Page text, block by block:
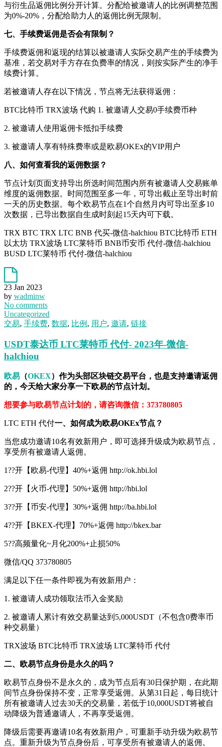
与衍生品返佣比例分开计算。分配给被邀请人的比例调整范围
为0%-20%，分配给助力人的返佣比例无限制。
七、手续费返佣是否会有限制？
手续费返佣和返现的结算以被邀请人实际交易产生的手续费为
基准，若交易对手方存在负费率的情况，则按实际产生的净手
续费计算。
若被邀请人存在以下情况，节点将无法获得返佣：
BTC比特币 TRX波场 代购 1. 被邀请人交易0手续费币种
2. 被邀请人使用返佣卡抵扣手续费
3. 被邀请人享有特殊费率或是欧易OKEx的VIP用户
八、如何查看我的返佣数据？
节点计划页面支持导出所选时间范围内所有被邀请人交易账单
维度的返佣数据。时间范围至多一年，可导出截止至导出时前
一天的历史数据。每个欧易节点在1个自然月内可导出至多10
次数据，已导出数据自生成时刻起15天内可下载。
TRX BTC TRX LTC BNB 代买-微信-halchiou BTC比特币 ETH
以太坊 TRX波场 LTC莱特币 BNB币安币 代付-微信-halchiou
BUSD LTC莱特币 代付-微信-halchiou
23 Jan 2023
by wadminw
No comments
Uncategorized
交易, 手续费, 数据, 比例 , 用户, 邀请, 链接
USDT泰达币 LTC莱特币 代付- 2023年-微信-
halchiou
欧易 （OKEX）作为头部区块链交易平台，也是支持邀请返佣
的，今天给大家分享一下欧易的节点计划。
想要参与欧易节点计划的，请咨询微信：373780805
LTC ETH 代付一、如何成为欧易OKEx节点？
当您成功邀请10名有效新用户，即可选择升级成为欧易节点，
享受所有被邀请人返佣。
1??开【欧易-代理】40%+返佣 http://ok.hbi.lol
2??开【火币-代理】50%+返佣 http://hbi.lol
3??开【币安-代理】30%+返佣 http://ba.hbi.lol
4??开【BKEX-代理】70%+返佣 http://bkex.bar
5??高频量化~月化200%+止损50%
微信/QQ 373780805
满足以下任一条件即视为有效新用户：
1. 被邀请人成功领取法币入金奖励
2. 被邀请人累计有效交易量达到5,000USDT（不包含0费率币
种交易量）
TRX波场 BTC比特币 TRX波场 LTC莱特币 代付
二、欧易节点身份是永久的吗？
欧易节点身份不是永久的，成为节点后有30日保护期，在此期
间节点身份保持不变，正常享受返佣。从第31日起，每日统计
所有被邀请人过去30天的交易量，若低于10,000USDT将被自
动降级为普通邀请人，不再享受返佣。
降级后需要再邀请10名有效新用户，可重新手动升级为欧易节
点。重新升级为节点身份后，可享受所有被邀请人的返佣。